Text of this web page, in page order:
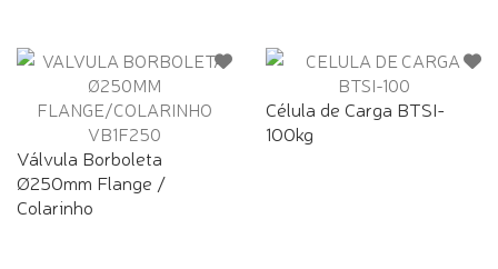
Válvula Borboleta
Ø250mm Flange /
Colarinho
Célula de Carga BTSI-
100kg